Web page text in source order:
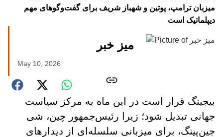
میزبان ترامپ، پوتین و شهباز شریف برای گفت‌وگوهای مهم
دیپلماتیک است
میز خبر
May 10, 2026
بیجینگ قرار است در این ماه به مرکز سیاست
جهانی تبدیل شود؛ زیرا رئیس‌جمهور چین، شی
جین‌پینگ، برای میزبانی سلسله‌ای از دیدارهای